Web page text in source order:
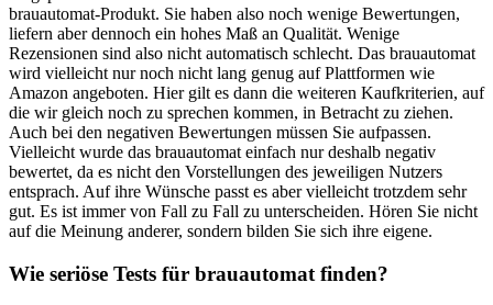
brauautomat-Produkt. Sie haben also noch wenige Bewertungen,
liefern aber dennoch ein hohes Maß an Qualität. Wenige
Rezensionen sind also nicht automatisch schlecht. Das brauautomat
wird vielleicht nur noch nicht lang genug auf Plattformen wie
Amazon angeboten. Hier gilt es dann die weiteren Kaufkriterien, auf
die wir gleich noch zu sprechen kommen, in Betracht zu ziehen.
Auch bei den negativen Bewertungen müssen Sie aufpassen.
Vielleicht wurde das brauautomat einfach nur deshalb negativ
bewertet, da es nicht den Vorstellungen des jeweiligen Nutzers
entsprach. Auf ihre Wünsche passt es aber vielleicht trotzdem sehr
gut. Es ist immer von Fall zu Fall zu unterscheiden. Hören Sie nicht
auf die Meinung anderer, sondern bilden Sie sich ihre eigene.
Wie seriöse Tests für brauautomat finden?